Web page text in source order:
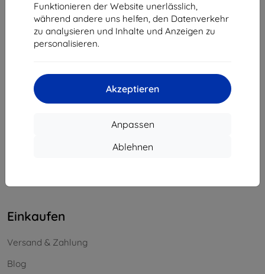
Funktionieren der Website unerlässlich,
während andere uns helfen, den Datenverkehr
zu analysieren und Inhalte und Anzeigen zu
personalisieren.
Akzeptieren
Anpassen
Ablehnen
Unternehmens-ID:46701494
USt-IdNr.:SK2023549671
info@top4mobile.eu
Einkaufen
Versand & Zahlung
Blog